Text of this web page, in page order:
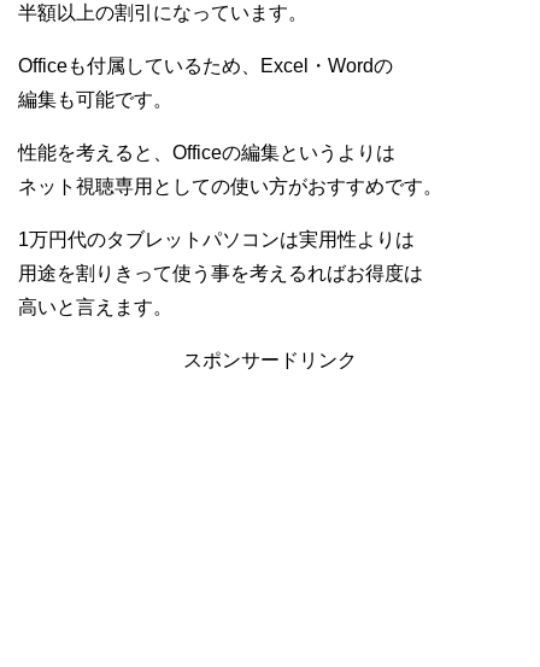
半額以上の割引になっています。
Officeも付属しているため、Excel・Wordの
編集も可能です。
性能を考えると、Officeの編集というよりは
ネット視聴専用としての使い方がおすすめです。
1万円代のタブレットパソコンは実用性よりは
用途を割りきって使う事を考えるればお得度は
高いと言えます。
スポンサードリンク